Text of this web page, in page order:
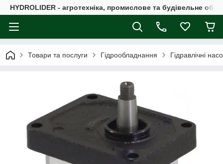
HYDROLIDER - агротехніка, промислове та будівельне
Товари та послуги Гідрообладнання Гідравлічні